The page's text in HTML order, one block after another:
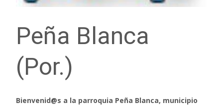
Peña Blanca
(Por.)
Bienvenid@s a la parroquia Peña Blanca, municipio